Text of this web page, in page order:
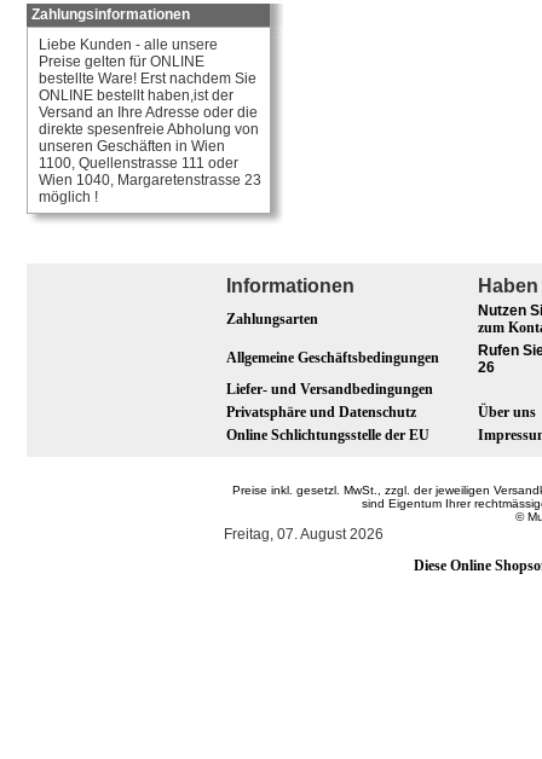
Zahlungsinformationen
Liebe Kunden - alle unsere
Preise gelten für ONLINE
bestellte Ware! Erst nachdem Sie
ONLINE bestellt haben,ist der
Versand an Ihre Adresse oder die
direkte spesenfreie Abholung von
unseren Geschäften in Wien
1100, Quellenstrasse 111 oder
Wien 1040, Margaretenstrasse 23
möglich !
Informationen
Zahlungsarten
Nutzen
zum
Allgemeine Geschäftsbedingungen
Rufen
26
Liefer- und Versandbedingungen
Privatsphäre und Datenschutz
Über uns
Online Schlichtungsstelle der EU
Preise inkl. gesetzl. MwSt., zzgl. der jeweiligen
sind Eigentum Ihrer
©
Freitag, 07. August 2026
Diese Online